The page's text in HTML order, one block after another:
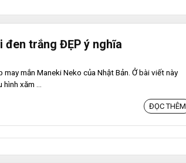
đen trắng ĐẸP ý nghĩa
mắn Maneki Neko của Nhật Bản. Ở bài viết này
xăm ...
ĐỌC THÊM